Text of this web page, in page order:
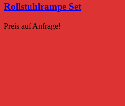
Rollstuhlrampe Set
Preis auf Anfrage!